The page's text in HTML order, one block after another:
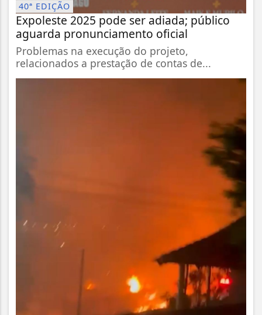
40ª EDIÇÃO
Expoleste 2025 pode ser adiada; público
aguarda pronunciamento oficial
Problemas na execução do projeto,
relacionados a prestação de contas de...